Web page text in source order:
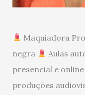
Maquiadora
negra
Aulas
presencial e online
produções